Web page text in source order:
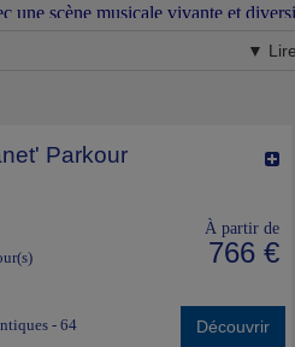
une scène musicale vivante et
que nous proposons au
se font au départ de la
comme l'une des plus belles
est décoré de fresques et de
pour Marseille et la région
les ferries vers la Corse.
▼
Parkour
- 64
À partir de
766 €
Découvrir